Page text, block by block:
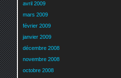
avril 2009
mars 2009
février 2009
janvier 2009
décembre 2008
novembre 2008
octobre 2008